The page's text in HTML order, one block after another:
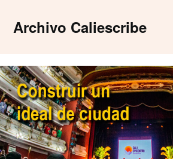
contentArchivo Caliescribe